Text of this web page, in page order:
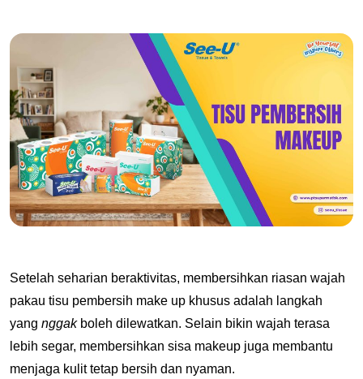
Setelah seharian beraktivitas, membersihkan riasan wajah
pakau tisu pembersih make up khusus adalah langkah
yang nggakboleh dilewatkan. Selain bikin wajah terasa
lebih segar, membersihkan sisa makeup juga membantu
menjaga kulit tetap bersih dan nyaman.